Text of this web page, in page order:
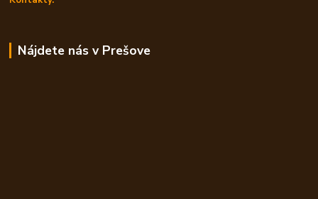
Nájdete nás v Prešove